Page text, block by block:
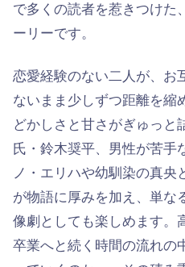
で多くの読者を惹きつけた
ーリーです。
恋愛経験のない二人が、お
ないまま少しずつ距離を縮
どかしさと甘さがぎゅっと
氏・鈴木奨平、男性が苦手
ノ・エリハや幼馴染の真央
が物語に厚みを加え、単な
像劇としても楽しめます。
卒業へと続く時間の流れの